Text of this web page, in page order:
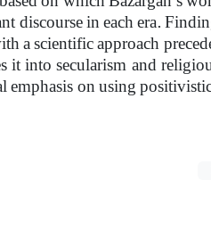
discourse in each era.
a scientific approach
it into secularism and
on using